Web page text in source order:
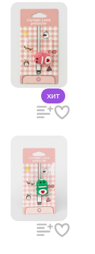
хит